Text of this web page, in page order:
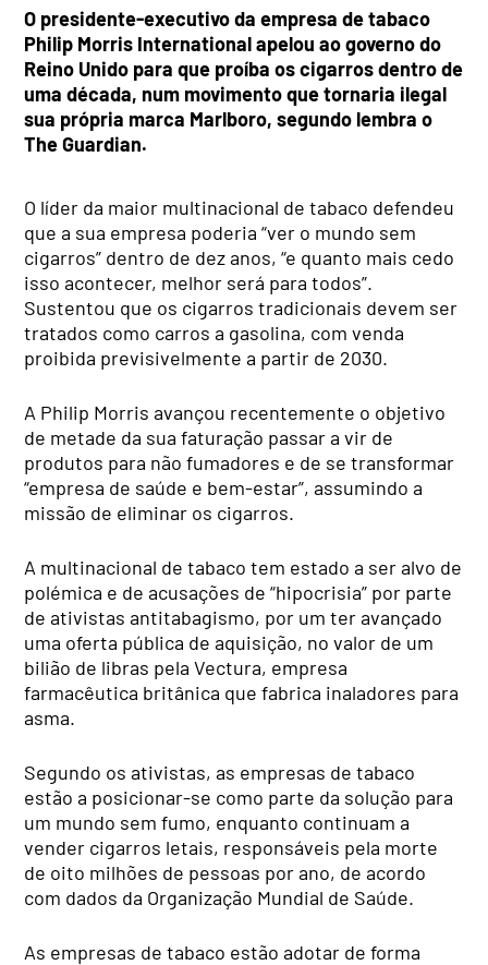
O presidente-executivo da empresa de tabaco
Philip Morris International apelou ao governo do
Reino Unido para que proíba os cigarros dentro de
uma década, num movimento que tornaria ilegal
sua própria marca Marlboro, segundo lembra o
The Guardian.
O líder da maior multinacional de tabaco defendeu
que a sua empresa poderia “ver o mundo sem
cigarros” dentro de dez anos, “e quanto mais cedo
isso acontecer, melhor será para todos”.
Sustentou que os cigarros tradicionais devem ser
tratados como carros a gasolina, com venda
proibida previsivelmente a partir de 2030.
A Philip Morris avançou recentemente o objetivo
de metade da sua faturação passar a vir de
produtos para não fumadores e de se transformar
“empresa de saúde e bem-estar”, assumindo a
missão de eliminar os cigarros.
A multinacional de tabaco tem estado a ser alvo de
polémica e de acusações de “hipocrisia” por parte
de ativistas antitabagismo, por um ter avançado
uma oferta pública de aquisição, no valor de um
bilião de libras pela Vectura, empresa
farmacêutica britânica que fabrica inaladores para
asma.
Segundo os ativistas, as empresas de tabaco
estão a posicionar-se como parte da solução para
um mundo sem fumo, enquanto continuam a
vender cigarros letais, responsáveis pela morte
de oito milhões de pessoas por ano, de acordo
com dados da Organização Mundial de Saúde.
As empresas de tabaco estão adotar de forma